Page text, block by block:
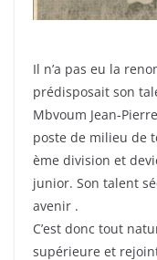
Il n’a pas eu la
prédisposait son
Mbvoum Jean-
poste de milieu de
ème division et
junior. Son talent
avenir .
C’est donc tout
supérieure et